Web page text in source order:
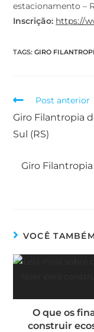
estacionamento –
Inscrição: https://
TAGS:GIRO
Post anterior
Giro Filantropia
Sul (RS)
Giro
VOCÊ
O que os
construir